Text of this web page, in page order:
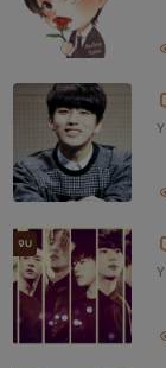
Y
จบ
Y